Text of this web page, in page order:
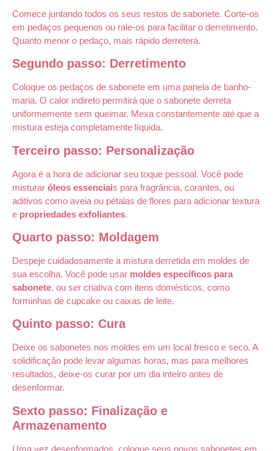
Comece juntando todos os seus restos de sabonete. Corte-os
em pedaços pequenos ou rale-os para facilitar o derretimento.
Quanto menor o pedaço, mais rápido derreterá.
Segundo passo: Derretimento
Coloque os pedaços de sabonete em uma panela de banho-
maria. O calor indireto permitirá que o sabonete derreta
uniformemente sem queimar. Mexa constantemente até que a
mistura esteja completamente líquida.
Terceiro passo: Personalização
Agora é a hora de adicionar seu toque pessoal. Você pode
misturar óleos essenciais para fragrância, corantes, ou
aditivos como aveia ou pétalas de flores para adicionar textura
e propriedades exfoliantes.
Quarto passo: Moldagem
Despeje cuidadosamente a mistura derretida em moldes de
sua escolha. Você pode usar moldes específicos para
sabonete, ou ser criativa com itens domésticos, como
forminhas de cupcake ou caixas de leite.
Quinto passo: Cura
Deixe os sabonetes nos moldes em um local fresco e seco. A
solidificação pode levar algumas horas, mas para melhores
resultados, deixe-os curar por um dia inteiro antes de
desenformar.
Sexto passo: Finalização e
Armazenamento
Uma vez desenformados, coloque seus novos sabonetes em